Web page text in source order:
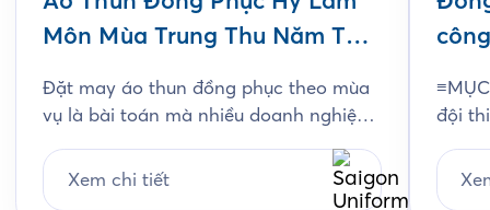
Môn Mùa Trung Thu Năm Thứ
Đặt may áo thun đồng phục theo mùa
vụ là bài toán mà nhiều doanh nghiệp
Hỷ Lâm Môn cũng vậy. Cứ đến hẹn lại
lên, mỗi năm khi mùa bánh Trung Thu
Xem chi tiết
đội
thiết
chi